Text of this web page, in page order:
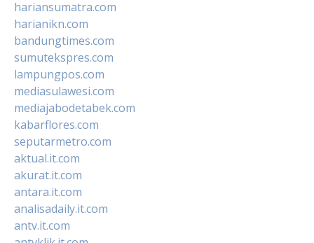
hariansumatra.com
harianikn.com
bandungtimes.com
sumutekspres.com
lampungpos.com
mediasulawesi.com
mediajabodetabek.com
kabarflores.com
seputarmetro.com
aktual.it.com
akurat.it.com
antara.it.com
analisadaily.it.com
antv.it.com